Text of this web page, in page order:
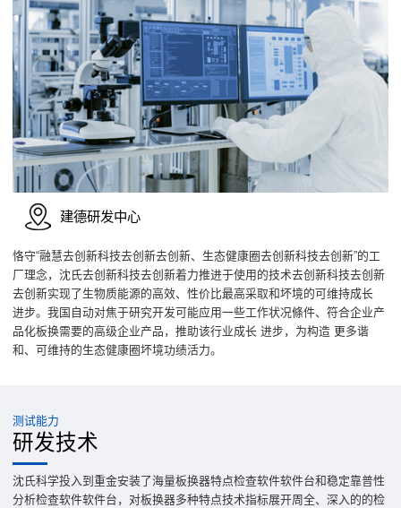
建德研发中心
恪守“融慧去创新科技去创新去创新、生态健康圈去创新科技去创新”的工
厂理念，沈氏去创新科技去创新着力推进于使用的技术去创新科技去创新
去创新实现了生物质能源的高效、性价比最高采取和坏境的可维持成长
进步。我国自动对焦于研究开发可能应用一些工作状况條件、符合企业产
品化板换需要的高级企业产品，推助该行业成长 进步，为构造 更多谐
和、可维持的生态健康圈坏境功绩活力。
测试能力
研发技术
沈氏科学投入到重金安装了海量板换器特点检查软件软件台和稳定靠普性
分析检查软件软件台，对板换器多种特点技术指标展开周全、深入的的检